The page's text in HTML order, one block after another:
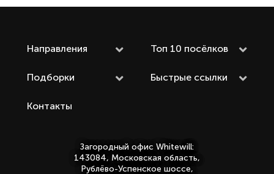
Направления Топ 10 посёлков
Подборки Быстрые ссылки
Контакты
Загородный офис Whitewill:
143084, Московская область,
Рублёво-Успенское шоссе,